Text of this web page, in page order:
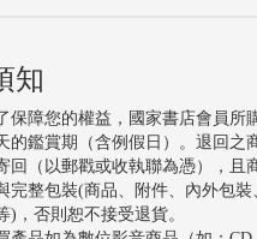
知
保障您的權益，國家書店會員所
的鑑賞期（含例假日）。退回之
回（以郵戳或收執聯為憑），且
完整包裝(商品、附件、內外包
)，否則恕不接受退貨。